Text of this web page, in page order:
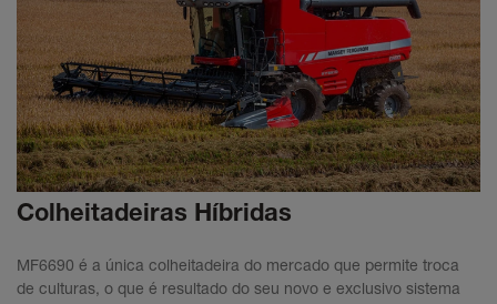
Colheitadeiras Híbridas
MF6690 é a única colheitadeira do mercado que permite troca
de culturas, o que é resultado do seu novo e exclusivo sistema